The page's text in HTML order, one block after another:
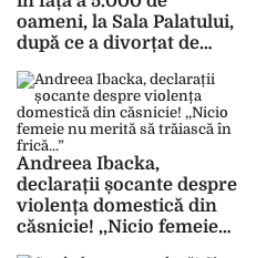
oameni, la Sala Palatului,
după ce a divorțat de
lăsat fără cuvinte pe toți!
Andreea Ibacka,
declarații șocante despre
violența domestică din
căsnicie! ,,Nicio femeie